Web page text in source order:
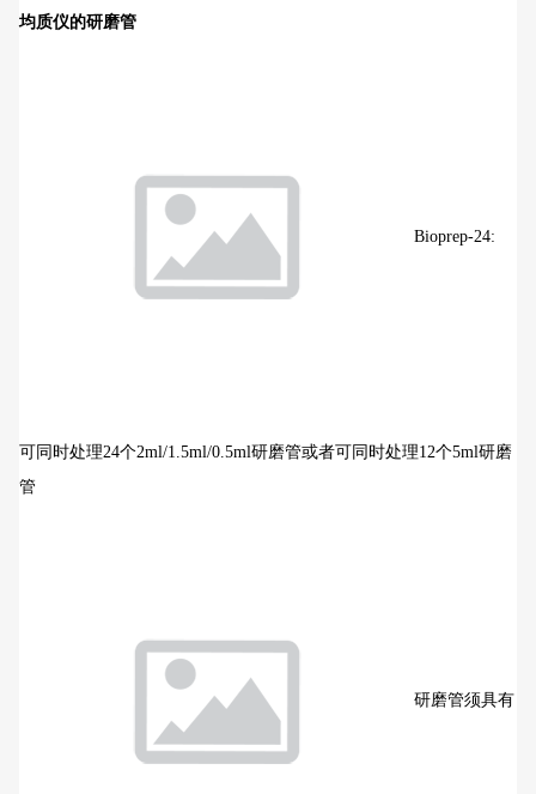
均质仪的研磨管
Bioprep-24:
可同时处理24个2ml/1.5ml/0.5ml研磨管或者可同时处理12个5ml研磨
管
研磨管须具有